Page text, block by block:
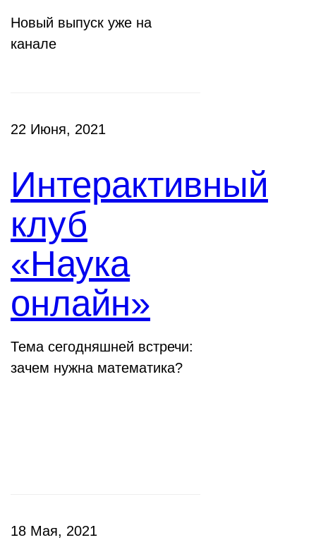
Новый выпуск уже на
канале
22 Июня, 2021
Интерактивный
клуб
«Наука
онлайн»
Тема сегодняшней встречи:
зачем нужна математика?
18 Мая, 2021